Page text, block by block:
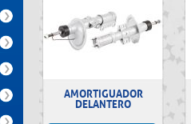
AMORTIGUADOR
DELANTERO